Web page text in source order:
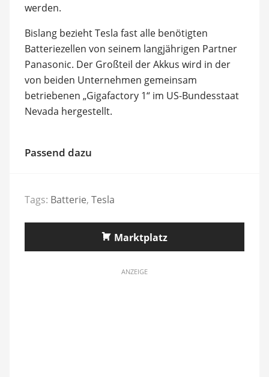
werden.
Bislang bezieht Tesla fast alle benötigten
Batteriezellen von seinem langjährigen Partner
Panasonic. Der Großteil der Akkus wird in der
von beiden Unternehmen gemeinsam
betriebenen „Gigafactory 1“ im US-Bundesstaat
Nevada hergestellt.
Passend dazu
Tags: Batterie, Tesla
Marktplatz
ANZEIGE